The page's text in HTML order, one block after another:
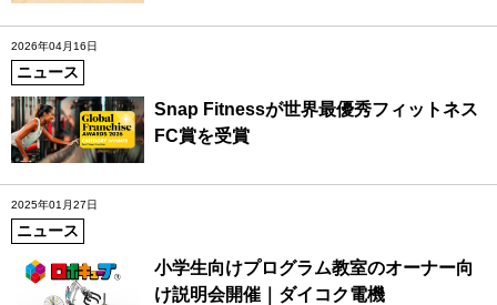
2026年04月16日
ニュース
Snap Fitnessが世界最優秀フィットネス
FC賞を受賞
2025年01月27日
ニュース
小学生向けプログラム教室のオーナー向
け説明会開催｜ダイコク電機